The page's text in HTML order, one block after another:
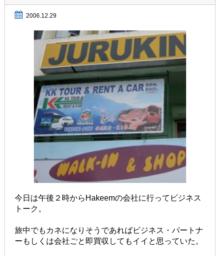
2006.12.29
今日は午後２時からHakeemの会社に行ってビジネス
トーク。
旅中でもカネになりそうであればビジネス・パートナ
ーもしくは会社ごと即買収してもイイと思っていた。